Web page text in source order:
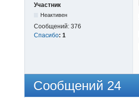
Участник
Неактивен
Сообщений: 376
Спасибо: 1
Сообщений 24